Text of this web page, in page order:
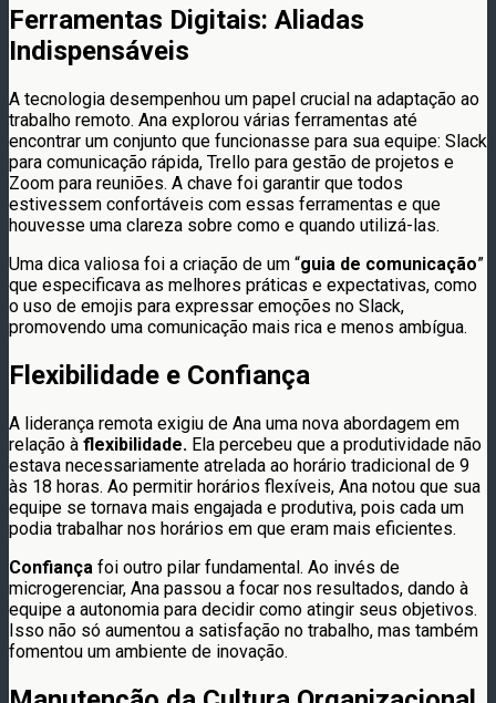
Ferramentas Digitais: Aliadas
Indispensáveis
A tecnologia desempenhou um papel crucial na adaptação ao
trabalho remoto. Ana explorou várias ferramentas até
encontrar um conjunto que funcionasse para sua equipe: Slack
para comunicação rápida, Trello para gestão de projetos e
Zoom para reuniões. A chave foi garantir que todos
estivessem confortáveis com essas ferramentas e que
houvesse uma clareza sobre como e quando utilizá-las.
Uma dica valiosa foi a criação de um “guia de comunicação”
que especificava as melhores práticas e expectativas, como
o uso de emojis para expressar emoções no Slack,
promovendo uma comunicação mais rica e menos ambígua.
Flexibilidade e Confiança
A liderança remota exigiu de Ana uma nova abordagem em
relação à flexibilidade. Ela percebeu que a produtividade não
estava necessariamente atrelada ao horário tradicional de 9
às 18 horas. Ao permitir horários flexíveis, Ana notou que sua
equipe se tornava mais engajada e produtiva, pois cada um
podia trabalhar nos horários em que eram mais eficientes.
Confiança foi outro pilar fundamental. Ao invés de
microgerenciar, Ana passou a focar nos resultados, dando à
equipe a autonomia para decidir como atingir seus objetivos.
Isso não só aumentou a satisfação no trabalho, mas também
fomentou um ambiente de inovação.